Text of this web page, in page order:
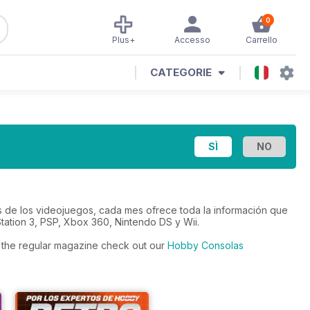
0
Carrello
Accesso
Plus+
CATEGORIE
los videojuegos, cada mes ofrece toda la información que
3, PSP, Xbox 360, Nintendo DS y Wii.
regular magazine check out our Hobby Consolas